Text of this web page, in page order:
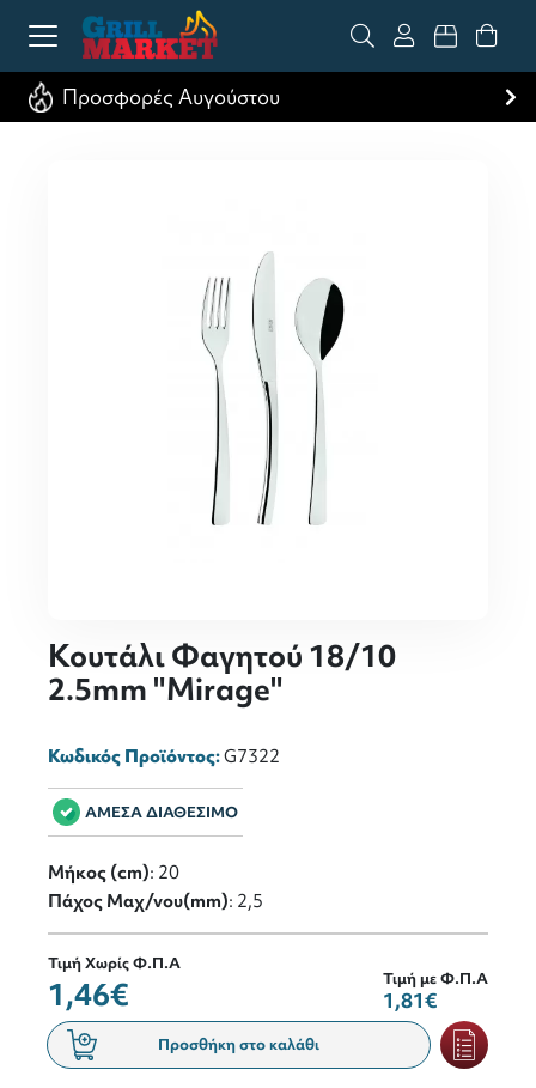
Προσφορές Αυγούστου
Κουτάλι Φαγητού 18/10
2.5mm "Mirage"
Κωδικός Προϊόντος:G7322
ΑΜΕΣΑ ΔΙΑΘΕΣΙΜΟ
Μήκος (cm): 20
Πάχος Μαχ/νου(mm): 2,5
Τιμή Χωρίς Φ.Π.Α
1,46€ Τιμή με Φ.Π.Α
1,81€
Προσθήκη στο καλάθι